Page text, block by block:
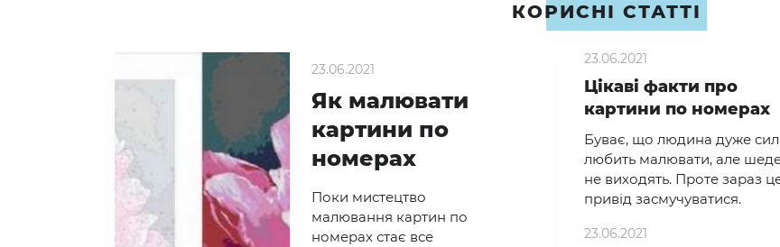
КОРИСНІ СТАТТІ
23.06.2021
Як малювати
картини по
номерах
Поки мистецтво
малювання картин по
номерах стає все
23.06.2021
Цікаві факти про
картини по номерах
Буває, що людина дуже
любить малювати, але
не виходять. Проте зараз
привід засмучуватися.
23.06.2021